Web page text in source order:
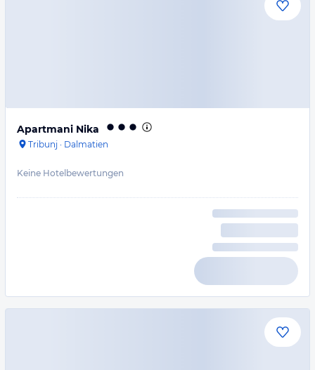
Apartmani Nika
Tribunj · Dalmatien
Keine Hotelbewertungen